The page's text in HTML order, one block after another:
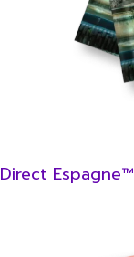
Direct Espagne™